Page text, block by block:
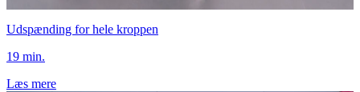
Udspænding for hele kroppen
19 min.
Læs mere